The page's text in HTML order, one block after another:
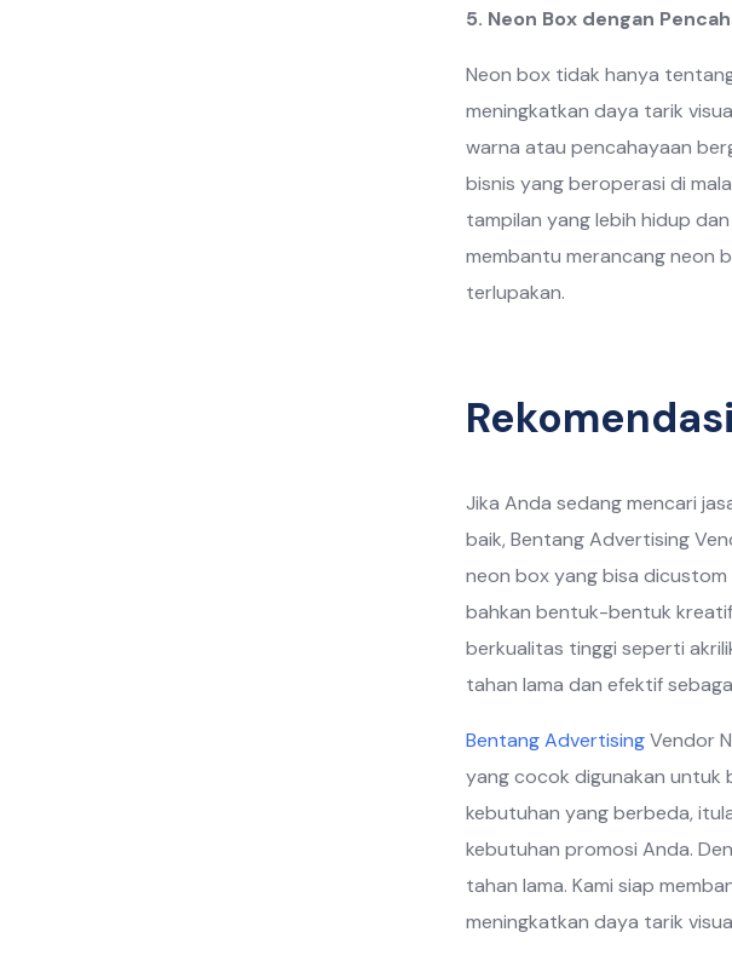
5. Neon Box dengan
Neon box tidak hanya
meningkatkan daya tarik
warna atau pencahayaan
bisnis yang beroperasi di
tampilan yang lebih hidup
membantu merancang neon
terlupakan.
Jika Anda sedang mencari
baik, Bentang Advertising
neon box yang bisa
bahkan bentuk-bentuk
berkualitas tinggi seperti
tahan lama dan efektif
Bentang AdvertisingVendor
yang cocok digunakan untuk
kebutuhan yang berbeda,
kebutuhan promosi Anda.
tahan lama. Kami siap
meningkatkan daya tarik